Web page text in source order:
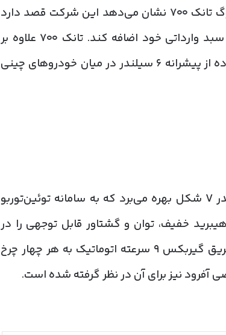
برای بازار ایران آماده کرده است. انتشار کاتالوگ تانک ۷۰۰ نشان می‌دهد این شرکت قصد دارد
پرچمدار محصولات آفرودی این برند را نیز به سبد وارداتی خود اضافه کند. تانک ۷۰۰ علاوه بر
ابعاد بزرگ و امکانات گسترده، به دلیل استفاده از پیشرانه ۶ سیلندر در میان خودروهای چینی
تانک ۷۰۰ از یک پیشرانه ۳ لیتری شش سیلندر V شکل بهره می‌برد که به سامانه توئین‌توربو
خفیف، توان و گشتاور قابل توجهی را در
اختیار راننده قرار می‌دهد. نیروی تولیدی از طریق گیربکس ۹ سرعته اتوماتیک به هر چهار چرخ
نیز برای آن در نظر گرفته شده است.